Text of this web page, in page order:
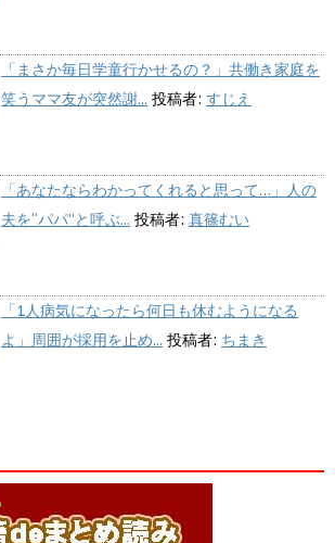
「まさか毎日学童行かせるの？」共働き家庭を
笑うママ友が突然謝... 投稿者: すじえ
「あなたならわかってくれると思って…」人の
夫を“パパ”と呼ぶ... 投稿者: 真篠むい
「1人病気になったら何日も休むようになる
よ」周囲が採用を止め... 投稿者: ちまき